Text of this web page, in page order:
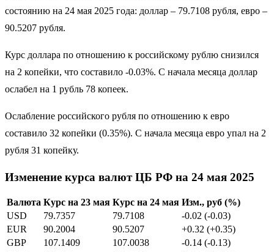
состоянию на 24 мая 2025 года: доллар – 79.7108 рубля, евро –
90.5207 рубля.
Курс доллара по отношению к российскому рублю снизился
на 2 копейки, что составило -0.03%. С начала месяца доллар
ослабел на 1 рубль 78 копеек.
Ослабление российского рубля по отношению к евро
составило 32 копейки (0.35%). С начала месяца евро упал на 2
рубля 31 копейку.
Изменение курса валют ЦБ РФ на 24 мая 2025
Валюта Курс на 23 мая Курс на 24 мая Изм., руб (%)
USD
79.7357 79.7108
-0.02 (-0.03)
EUR
90.2004 90.5207
+0.32 (+0.35)
GBP
107.1409 107.0038
-0.14 (-0.13)